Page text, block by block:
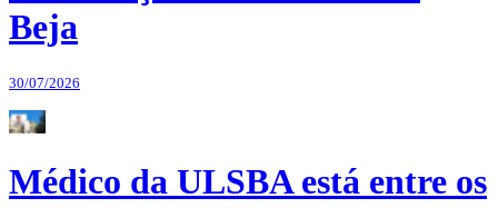
Beja
30/07/2026
Médico da ULSBA está entre os